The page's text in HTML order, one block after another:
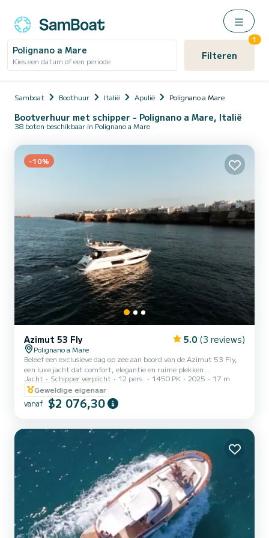
Polignano a Mare
Kies een datum of een periode Filteren
1
Samboat Boothuur Italië Apulië Polignano a Mare
Bootverhuur met schipper - Polignano a Mare, Italië
38 boten beschikbaar in Polignano a Mare
-10%
Azimut 53 Fly 5.0 (3 reviews)
Polignano a Mare
Beleef een exclusieve dag op zee aan boord van de Azimut 53 Fly,
een luxe jacht dat comfort, elegantie en ruime plekken
combineert. Ideaal voor koppels, families en kleine groepen, perfect
om de prachtige kust van Polignano a Mare te ontdekken. Het
panoramische flybridge is het hart van het schip: een verfijnde
ruimte om te ontspannen in de zon, een aperitief te proeven of te
er een comfortabele loungesectie, terwijl de achterste...
Jacht Schipper verplicht 12 pers. 1450 PK 2025
17 m
Geweldige eigenaar
vanaf $2 076,30